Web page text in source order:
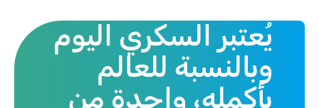
يُعتبر السكري اليوم
وبالنسبة للعالم
بأكمله، واحدة من